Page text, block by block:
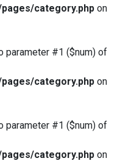
category.php on
parameter #1 ($num) of
category.php on
parameter #1 ($num) of
category.php on